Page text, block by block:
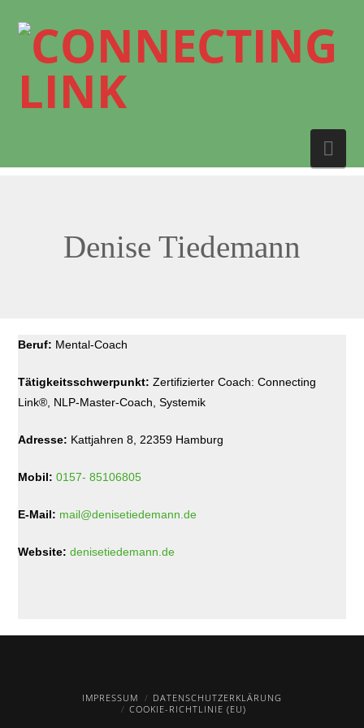
Denise Tiedemann
Beruf: Mental-Coach
Tätigkeitsschwerpunkt: Zertifizierter Coach: Connecting
Link®, NLP-Master-Coach, Systemik
Adresse: Kattjahren 8, 22359 Hamburg
Mobil: 0157- 85106805
E-Mail: mail@denisetiedemann.de
Website:denisetiedemann.de
IMPRESSUM
DATENSCHUTZERKLÄRUNG
COOKIE-RICHTLINIE (EU)